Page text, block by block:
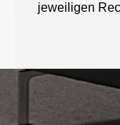
jeweiligen